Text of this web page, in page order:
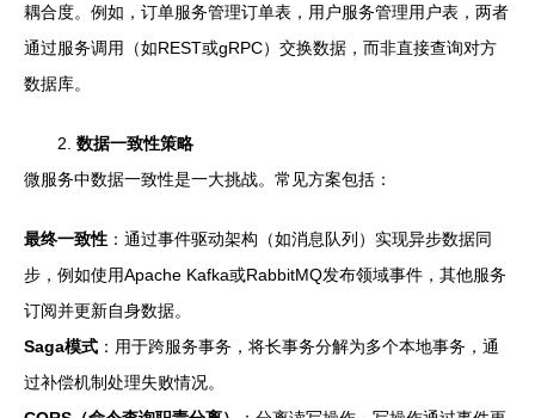
耦合度。例如，订单服务管理订单表，用户服务管理用户表，两者
通过服务调用（如REST或gRPC）交换数据，而非直接查询对方
数据库。
2. 数据一致性策略
微服务中数据一致性是一大挑战。常见方案包括：
最终一致性 ：通过事件驱动架构（如消息队列）实现异步数据同
步，例如使用Apache Kafka或RabbitMQ发布领域事件，其他服务
订阅并更新自身数据。
Saga模式 ：用于跨服务事务，将长事务分解为多个本地事务，通
过补偿机制处理失败情况。